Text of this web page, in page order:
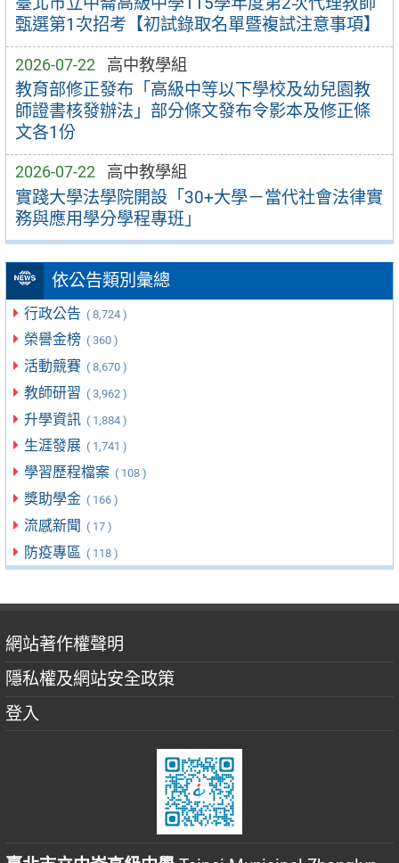
甄選第1次招考【初試錄取名單暨複試注意事項】
2026-07-22 高中教學組
教育部修正發布「高級中等以下學校及幼兒園教
師證書核發辦法」部分條文發布令影本及修正條
文各1份
2026-07-22 高中教學組
實踐大學法學院開設「30+大學－當代社會法律實
務與應用學分學程專班」
依公告類別彙總
行政公告 ( 8,724 )
榮譽金榜 ( 360 )
活動競賽 ( 8,670 )
教師研習 ( 3,962 )
升學資訊 ( 1,884 )
生涯發展 ( 1,741 )
學習歷程檔案 ( 108 )
獎助學金 ( 166 )
流感新聞 ( 17 )
防疫專區 ( 118 )
網站著作權聲明
隱私權及網站安全政策
登入